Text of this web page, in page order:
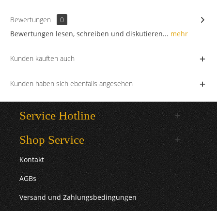
Bewertungen
0
Bewertungen lesen, schreiben und diskutieren... mehr
Kunden kauften auch
Kunden haben sich ebenfalls angesehen
Service Hotline
Shop Service
Kontakt
AGBs
Versand und Zahlungsbedingungen